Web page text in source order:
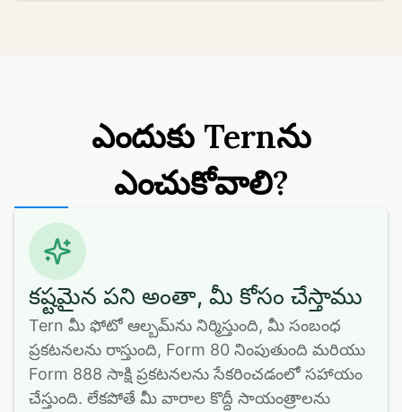
ఎందుకు Tern‌ను
ఎంచుకోవాలి?
కష్టమైన పని అంతా, మీ కోసం చేస్తాము
Tern మీ ఫోటో ఆల్బమ్‌ను నిర్మిస్తుంది, మీ సంబంధ
ప్రకటనలను రాస్తుంది, Form 80 నింపుతుంది మరియు
Form 888 సాక్షి ప్రకటనలను సేకరించడంలో సహాయం
చేస్తుంది. లేకపోతే మీ వారాల కొద్దీ సాయంత్రాలను